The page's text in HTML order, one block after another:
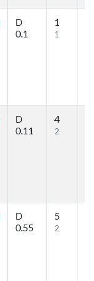
D
0.1
1
1
D
0.11
4
2
D
0.55
5
2